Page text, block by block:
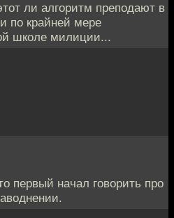
ли алгоритм преподают в
по крайней мере
школе милиции...
первый начал говорить про